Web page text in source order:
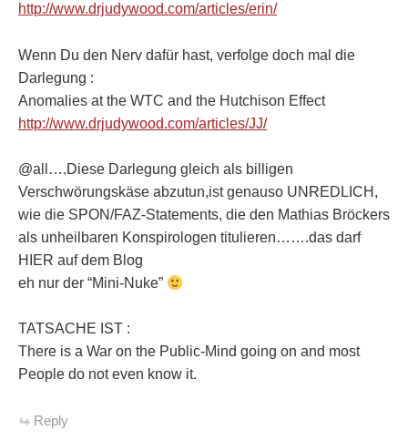
http://www.drjudywood.com/articles/erin/
Wenn Du den Nerv dafür hast, verfolge doch mal die
Darlegung :
Anomalies at the WTC and the Hutchison Effect
http://www.drjudywood.com/articles/JJ/
@all….Diese Darlegung gleich als billigen
Verschwörungskäse abzutun,ist genauso UNREDLICH,
wie die SPON/FAZ-Statements, die den Mathias Bröckers
als unheilbaren Konspirologen titulieren…….das darf
HIER auf dem Blog
eh nur der “Mini-Nuke”
TATSACHE IST :
There is a War on the Public-Mind going on and most
People do not even know it.
Reply